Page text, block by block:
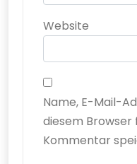
Website
Name, E-Mail-
diesem
Kommentar